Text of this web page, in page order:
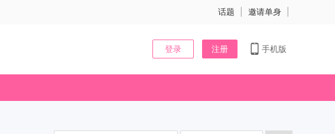
话题 邀请单身
登录 注册 手机版